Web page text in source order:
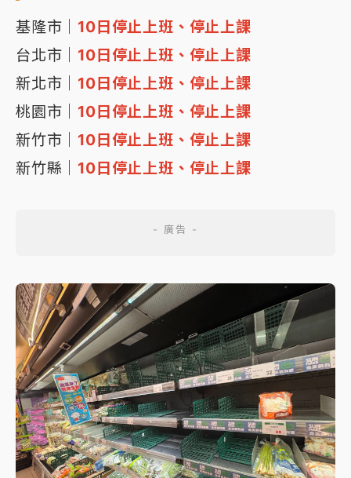
基隆市｜ 10日停止上班、停止上課
台北市｜ 10日停止上班、停止上課
新北市｜ 10日停止上班、停止上課
桃園市｜ 10日停止上班、停止上課
新竹市｜ 10日停止上班、停止上課
新竹縣｜ 10日停止上班、停止上課